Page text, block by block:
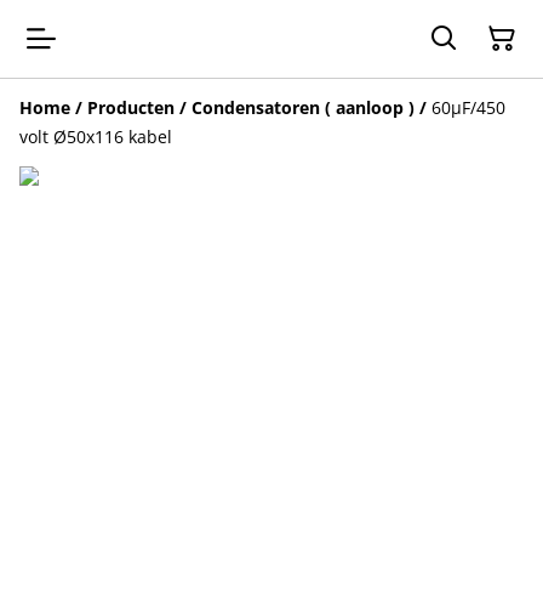
Home / Producten / Condensatoren ( aanloop ) / 60µF/450
volt Ø50x116 kabel